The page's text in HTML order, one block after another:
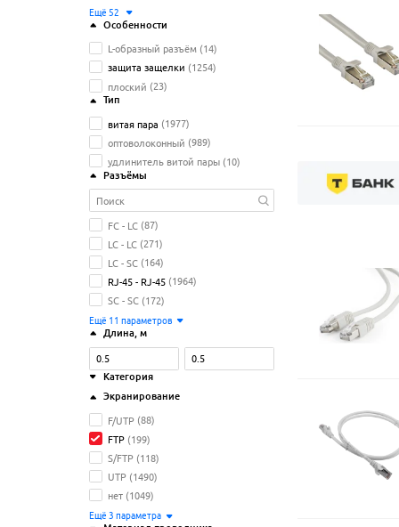
Ещё 52
Особенности
L-образный разъём (14)
защита защелки (1254)
плоский (23)
Тип
витая пара (1977)
оптоволоконный (989)
удлинитель витой пары (10)
Разъёмы
FC - LC (87)
LC - LC (271)
LC - SC (164)
RJ-45 - RJ-45 (1964)
SC - SC (172)
Ещё 11 параметров
Длина , м
Категория
6 (586)
7 (23)
8 (26)
5e (1181)
6a (158)
1параметр
Экранирование
F/UTP (88)
FTP (199)
S/FTP (118)
UTP (1490)
нет (1049)
Ещё 3 параметрa